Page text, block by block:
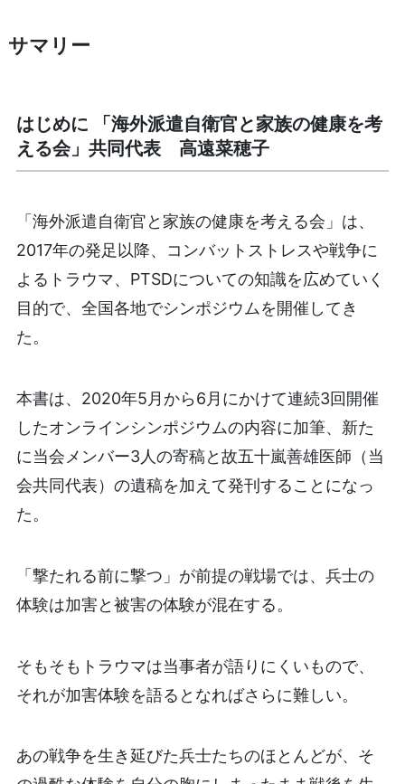
サマリー
はじめに 「海外派遣自衛官と家族の健康を考
える会」共同代表 高遠菜穂子
「海外派遣自衛官と家族の健康を考える会」は、
2017年の発足以降、コンバットストレスや戦争に
よるトラウマ、PTSDについての知識を広めていく
目的で、全国各地でシンポジウムを開催してき
た。
本書は、2020年5月から6月にかけて連続3回開催
したオンラインシンポジウムの内容に加筆、新た
に当会メンバー3人の寄稿と故五十嵐善雄医師（当
会共同代表）の遺稿を加えて発刊することになっ
た。
「撃たれる前に撃つ」が前提の戦場では、兵士の
体験は加害と被害の体験が混在する。
そもそもトラウマは当事者が語りにくいもので、
それが加害体験を語るとなればさらに難しい。
あの戦争を生き延びた兵士たちのほとんどが、そ